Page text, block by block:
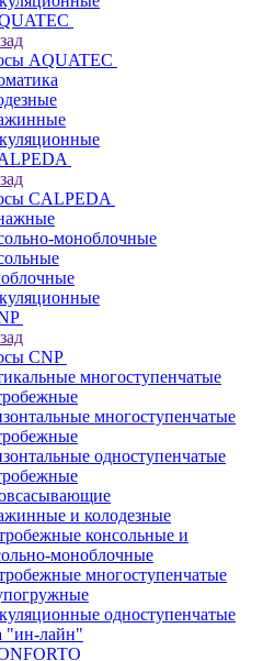
AQUATEC
CALPEDA
моноблочные
CNP
многоступенчатые
многоступенчатые
одноступенчатые
и колодезные
консольные и
моноблочные
многоступенчатые
одноступенчатые
"ин-лайн"